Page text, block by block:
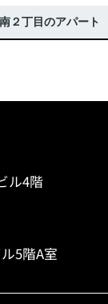
２丁目のアパート
ル4階
5階A室